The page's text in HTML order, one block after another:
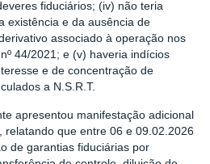
fiduciários; (iv) não teria
existência e da ausência de
associado à operação nos
44/2021; e (v) haveria indícios
e de concentração de
a N.S.R.T.
apresentou manifestação adicional
relatando que entre 06 e 09.02.2026
de garantias fiduciárias por